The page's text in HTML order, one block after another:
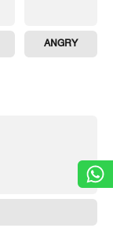
ANGRY